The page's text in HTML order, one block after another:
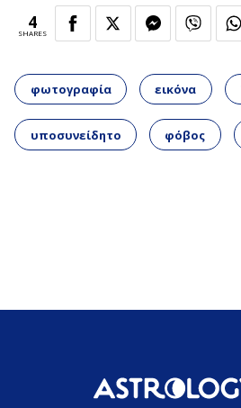
4
SHARES
φωτογραφία εικόνα
υποσυνείδητο φόβος